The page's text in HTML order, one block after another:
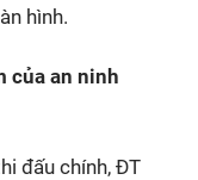
hình.
của an ninh
đấu chính, ĐT